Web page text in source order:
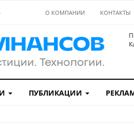
О КОМПАНИИ КОНТАКТЫ
ПУБЛИКАЦИИ